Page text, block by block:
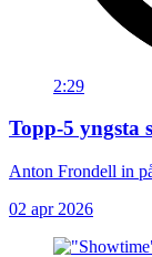
2:29
Topp-5 yngsta
Anton Frondell in
02 apr 2026